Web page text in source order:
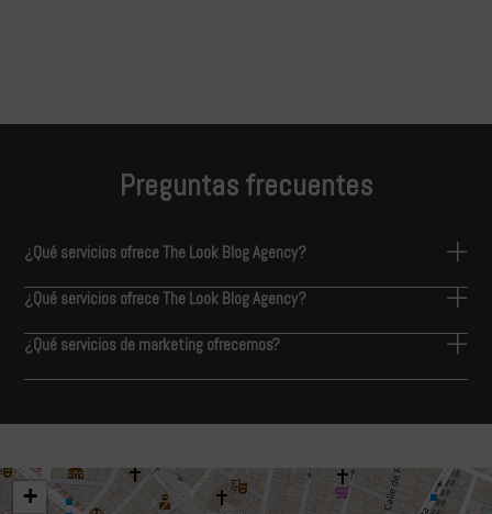
Preguntas frecuentes
¿Qué servicios ofrece The Look Blog Agency?
¿Qué servicios ofrece The Look Blog Agency?
¿Qué servicios de marketing ofrecemos?
+